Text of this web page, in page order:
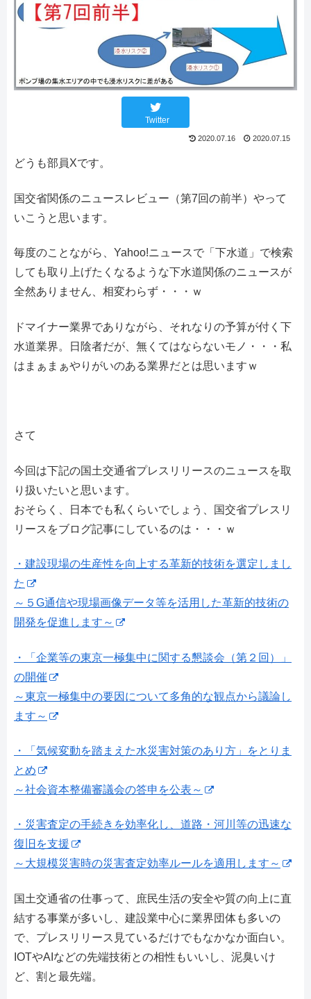
Twitter
2020.07.16 2020.07.15
どうも部員Xです。
国交省関係のニュースレビュー（第7回の前半）やって
いこうと思います。
毎度のことながら、Yahoo!ニュースで「下水道」で検索
しても取り上げたくなるような下水道関係のニュースが
全然ありません、相変わらず・・・ｗ
ドマイナー業界でありながら、それなりの予算が付く下
水道業界。日陰者だが、無くてはならないモノ・・・私
はまぁまぁやりがいのある業界だとは思いますｗ
さて
今回は下記の国土交通省プレスリリースのニュースを取
り扱いたいと思います。
おそらく、日本でも私くらいでしょう、国交省プレスリ
リースをブログ記事にしているのは・・・ｗ
・建設現場の生産性を向上する革新的技術を選定しまし
た
～５G通信や現場画像データ等を活用した革新的技術の
開発を促進します～
・「企業等の東京一極集中に関する懇談会（第２回）」
の開催
～東京一極集中の要因について多角的な観点から議論し
ます～
・「気候変動を踏まえた水災害対策のあり方」をとりま
とめ
～社会資本整備審議会の答申を公表～
・災害査定の手続きを効率化し、道路・河川等の迅速な
復旧を支援
～大規模災害時の災害査定効率ルールを適用します～
国土交通省の仕事って、庶民生活の安全や質の向上に直
結する事業が多いし、建設業中心に業界団体も多いの
で、プレスリリース見ているだけでもなかなか面白い。
IOTやAIなどの先端技術との相性もいいし、泥臭いけ
ど、割と最先端。